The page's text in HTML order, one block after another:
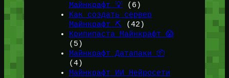
Майнкрафт 💡(6)
Как создать сервер
Майнкрафт ⛏️ (42)
Крипипаста Майнкрафт 😱
(5)
Майнкрафт Датапаки 📦
(4)
Майнкрафт ИИ Нейросети